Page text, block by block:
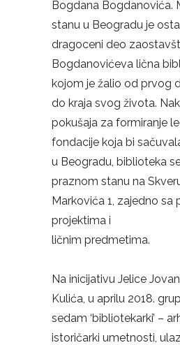
Bogdana Bogdanovića.
stanu u Beogradu je
dragoceni deo
Bogdanovićeva lična
kojom je žalio od prvog
do kraja svog života.
pokušaja za formiranje
fondacije koja bi
u Beogradu, biblioteka
praznom stanu na
Markovića 1, zajedno sa
projektima i
ličnim predmetima.
Na inicijativu Jelice
Kulića, u aprilu 2018.
sedam ‘bibliotekarki’ –
istoričarki umetnosti,